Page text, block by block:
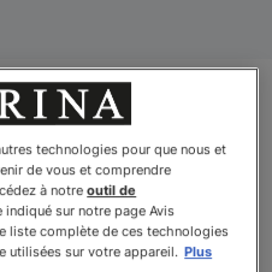
Nouveau
technologies pour que nous et
de vous et comprendre
à notreoutil de
indiqué sur notre page Avis
liste complète de ces technologies
utilisées sur votre appareil. Plus